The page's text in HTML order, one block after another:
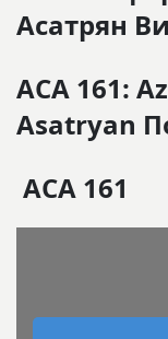
Асатрян
ACA 161:
Asatryan
ACA 161